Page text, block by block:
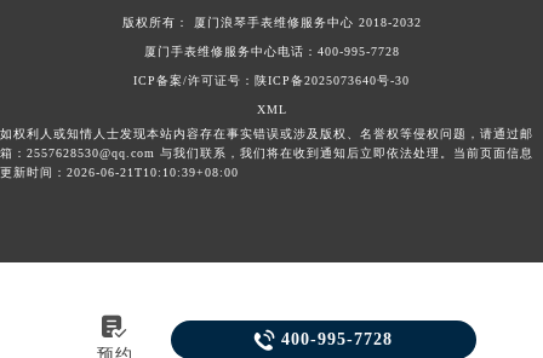
版权所有： 厦门浪琴手表维修服务中心 2018-2032
厦门手表维修服务中心电话： 400-995-7728
ICP备案/许可证号：陕ICP备2025073640号-30
XML
如权利人或知情人士发现本站内容存在事实错误或涉及版权、名誉权等侵权问题，请通过邮
箱：2557628530@qq.com 与我们联系，我们将在收到通知后立即依法处理。当前页面信息
更新时间：2026-06-21T10:10:39+08:00
  400-995-7728